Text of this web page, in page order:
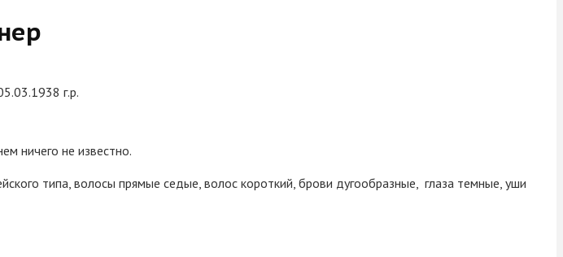
г.р.
ничего не известно.
типа, волосы прямые седые, волос короткий, брови дугообразные, глаза темные, уши